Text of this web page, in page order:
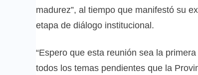
madurez”, al tiempo que manifestó su
etapa de diálogo institucional.
“Espero que esta reunión sea la
todos los temas pendientes que la